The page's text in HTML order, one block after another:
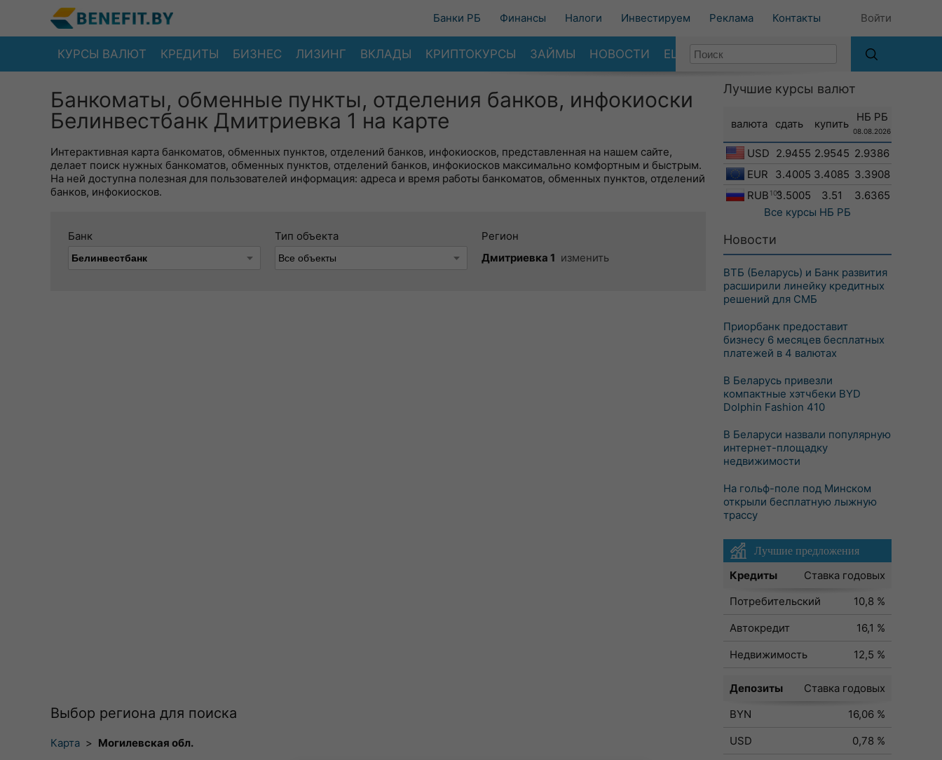
Банки РБ Финансы Налоги Инвестируем Реклама Контакты Войти
КУРСЫ ВАЛЮТ КРЕДИТЫ БИЗНЕС ЛИЗИНГ ВКЛАДЫ КРИПТОКУРСЫ ЗАЙМЫ НОВОСТИ ЕЩЕ
Банкоматы, обменные пункты, отделения банков, инфокиоски
Белинвестбанк Дмитриевка 1 на карте
Интерактивная карта банкоматов, обменных пунктов, отделений банков, инфокиосков, представленная на нашем сайте,
делает поиск нужных банкоматов, обменных пунктов, отделений банков, инфокиосков максимально комфортным и быстрым.
На ней доступна полезная для пользователей информация: адреса и время работы банкоматов, обменных пунктов, отделений
банков, инфокиосков.
Банк Тип объекта
Регион
Дмитриевка 1 изменить
Выбор региона для поиска
Карта > Могилевская обл.
Лучшие курсы валют
валюта сдать купить
НБ РБ
08.08.2026
USD 2.9455 2.9545 2.9386
EUR
3.4005 3.4085 3.3908
RUB 1003.5005 3.51
3.6365
Все курсы НБ РБ
Новости
ВТБ (Беларусь) и Банк развития
расширили линейку кредитных
решений для СМБ
Приорбанк предоставит
бизнесу 6 месяцев бесплатных
платежей в 4 валютах
В Беларусь привезли
компактные хэтчбеки BYD
Dolphin Fashion 410
В Беларуси назвали популярную
интернет-площадку
недвижимости
На гольф-поле под Минском
открыли бесплатную лыжную
трассу
Лучшие предложения
Кредиты
Ставка годовых
Потребительский
10,8 %
Автокредит
16,1 %
Недвижимость
12,5 %
Депозиты
Ставка годовых
BYN
16,06 %
USD
0,78 %